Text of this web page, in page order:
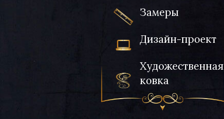
Замеры
Дизайн-проект
Художественная
ковка